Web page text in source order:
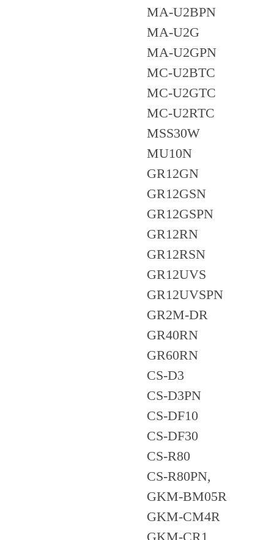
MA-U2BPN
MA-U2G
MA-U2GPN
MC-U2BTC
MC-U2GTC
MC-U2RTC
MSS30W
MU10N
GR12GN
GR12GSN
GR12GSPN
GR12RN
GR12RSN
GR12UVS
GR12UVSPN
GR2M-DR
GR40RN
GR60RN
CS-D3
CS-D3PN
CS-DF10
CS-DF30
CS-R80
CS-R80PN,
GKM-BM05R
GKM-CM4R
GKM-CR1